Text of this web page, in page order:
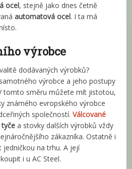
ocel, stejně jako dnes četně
automatová ocel. I ta má
výrobce
dodávaných výrobků?
výrobce a jeho postupy
tomto směru můžete mít jistotou,
známého evropského výrobce
společností.Válcované
a stovky dalších výrobků vždy
zákazníka. Ostatně i
na trhu. A její
i u AC Steel.